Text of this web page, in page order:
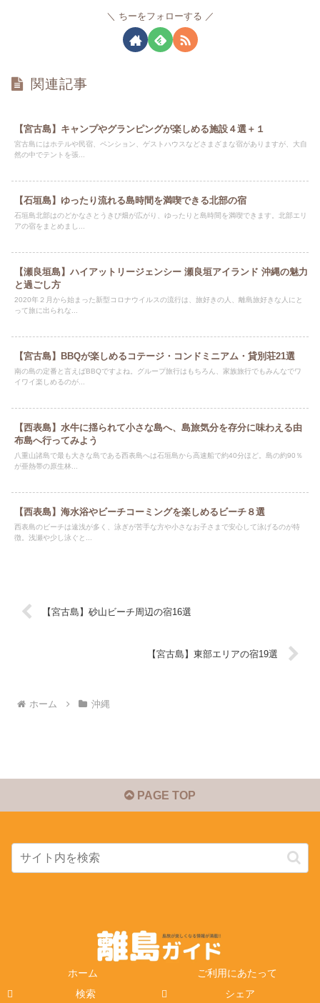
ちーをフォローする
関連記事
【宮古島】キャンプやグランピングが楽しめる施設４選＋１
宮古島にはホテルや民宿、ペンション、ゲストハウスなどさまざまな宿がありますが、大自
然の中でテントを張...
【石垣島】ゆったり流れる島時間を満喫できる北部の宿
石垣島北部はのどかなさとうきび畑が広がり、ゆったりと島時間を満喫できます。北部エリ
アの宿をまとめまし...
【瀬良垣島】ハイアットリージェンシー 瀬良垣アイランド 沖縄の魅力
と過ごし方
2020年２月から始まった新型コロナウイルスの流行は、旅好きの人、離島旅好きな人にと
って旅に出られな...
【宮古島】BBQが楽しめるコテージ・コンドミニアム・貸別荘21選
南の島の定番と言えばBBQですよね。グループ旅行はもちろん、家族旅行でもみんなでワ
イワイ楽しめるのが...
【西表島】水牛に揺られて小さな島へ、島旅気分を存分に味わえる由
布島へ行ってみよう
八重山諸島で最も大きな島である西表島へは石垣島から高速船で約40分ほど。島の約90％
が亜熱帯の原生林...
【西表島】海水浴やビーチコーミングを楽しめるビーチ８選
西表島のビーチは遠浅が多く、泳ぎが苦手な方や小さなお子さまで安心して泳げるのが特
徴。浅瀬や少し泳ぐと...
【宮古島】砂山ビーチ周辺の宿16選
【宮古島】東部エリアの宿19選
ホーム 沖縄
PAGE TOP
ホーム
ご利用にあたって
検索
シェア